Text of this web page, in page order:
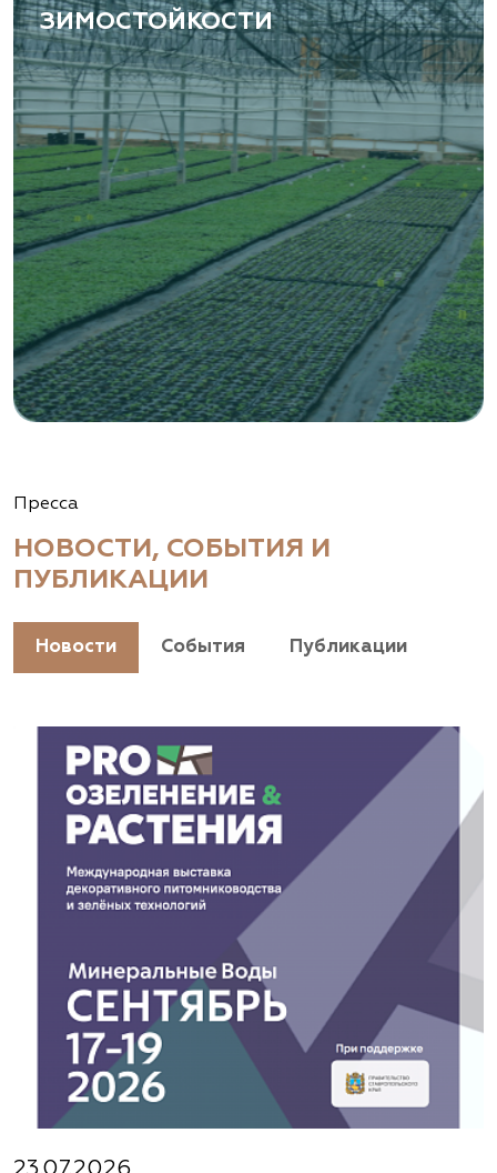
ЗИМОСТОЙКОСТИ
Пресса
НОВОСТИ, СОБЫТИЯ И
ПУБЛИКАЦИИ
Новости События Публикации
23.07.2026